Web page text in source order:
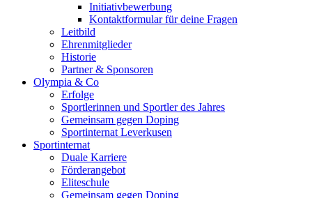
Initiativbewerbung
Kontaktformular für deine Fragen
Leitbild
Ehrenmitglieder
Historie
Partner & Sponsoren
Olympia & Co
Erfolge
Sportlerinnen und Sportler des Jahres
Gemeinsam gegen Doping
Sportinternat Leverkusen
Sportinternat
Duale Karriere
Förderangebot
Eliteschule
Gemeinsam gegen Doping